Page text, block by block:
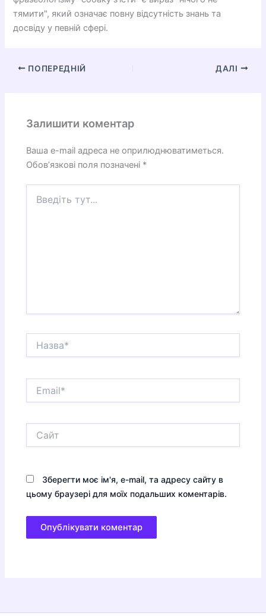
тямити", який означає повну відсутність знань та
досвіду у певній сфері.
ПОПЕРЕДНІЙ ДАЛІ
Залишити коментар
Ваша e-mail адреса не оприлюднюватиметься.
Обов’язкові поля позначені *
тут...
Зберегти моє ім'я, e-mail, та адресу сайту в
цьому браузері для моїх подальших коментарів.